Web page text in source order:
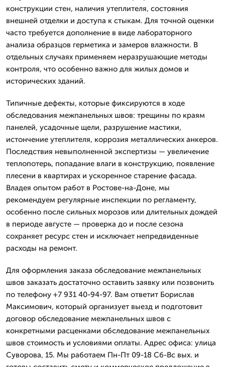
конструкции стен, наличия утеплителя, состояния
внешней отделки и доступа к стыкам. Для точной оценки
часто требуется дополнение в виде лабораторного
анализа образцов герметика и замеров влажности. В
отдельных случаях применяем неразрушающие методы
контроля, что особенно важно для жилых домов и
исторических зданий.
Типичные дефекты, которые фиксируются в ходе
обследования межпанельных швов: трещины по краям
панелей, усадочные щели, разрушение мастики,
истончение утеплителя, коррозия металлических анкеров.
Последствия невыполненной экспертизы — увеличение
теплопотерь, попадание влаги в конструкцию, появление
плесени в квартирах и ускоренное старение фасада.
Владея опытом работ в Ростове-на-Доне, мы
рекомендуем регулярные инспекции по регламенту,
особенно после сильных морозов или длительных дождей
в периоде августе — проверка до и после сезона
сохраняет ресурс стен и исключает непредвиденные
расходы на ремонт.
Для оформления заказа обследование межпанельных
швов заказать достаточно оставить заявку или позвонить
по телефону +7 931 40-94-97. Вам ответит Борислав
Максимович, который организует выезд и подготовит
договор обследование межпанельных швов с
конкретными расценками обследование межпанельных
швов стоимость и условиями оплаты. Адрес офиса: улица
Суворова, 15. Мы работаем Пн-Пт 09-18 Сб-Вс вых. и